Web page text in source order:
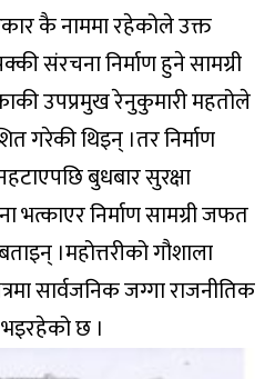
कै नाममा रहेकोले उक्त
संरचना निर्माण हुने सामग्री
उपप्रमुख रेनुकुमारी महतोले
गरेकी थिइन् ।तर निर्माण
बुधबार सुरक्षा
निर्माण सामग्री जफत
।महोत्तरीको गौशाला
सार्वजनिक जग्गा राजनीतिक
छ ।